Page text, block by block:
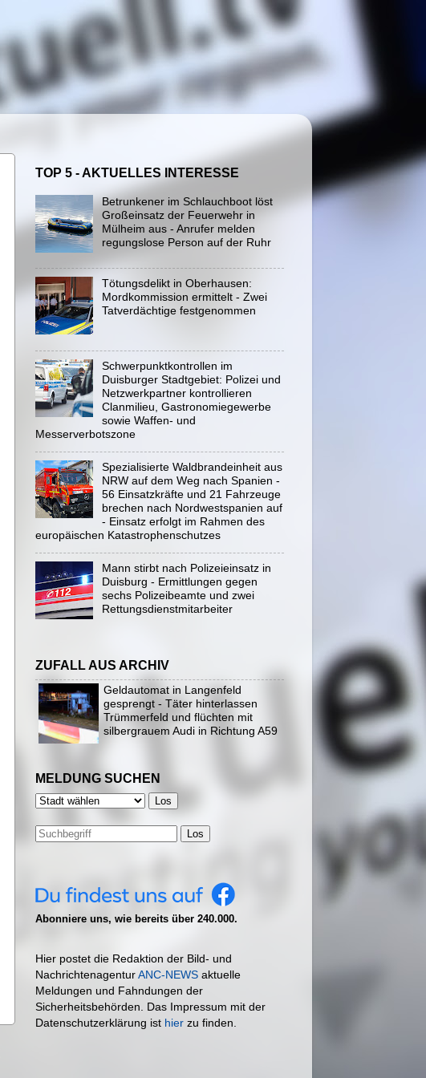
TOP 5 - AKTUELLES INTERESSE
Betrunkener im Schlauchboot löst
Großeinsatz der Feuerwehr in
Mülheim aus - Anrufer melden
regungslose Person auf der Ruhr
Tötungsdelikt in Oberhausen:
Mordkommission ermittelt - Zwei
Tatverdächtige festgenommen
Schwerpunktkontrollen im
Duisburger Stadtgebiet: Polizei und
Netzwerkpartner kontrollieren
Clanmilieu, Gastronomiegewerbe
sowie Waffen- und
Messerverbotszone
Spezialisierte Waldbrandeinheit aus
NRW auf dem Weg nach Spanien -
56 Einsatzkräfte und 21 Fahrzeuge
brechen nach Nordwestspanien auf
- Einsatz erfolgt im Rahmen des
europäischen Katastrophenschutzes
Mann stirbt nach Polizeieinsatz in
Duisburg - Ermittlungen gegen
sechs Polizeibeamte und zwei
Rettungsdienstmitarbeiter
ZUFALL AUS ARCHIV
Geldautomat in Langenfeld
gesprengt - Täter hinterlassen
Trümmerfeld und flüchten mit
silbergrauem Audi in Richtung A59
MELDUNG SUCHEN
Los
Abonniere uns, wie bereits über 240.000.
Hier postet die Redaktion der Bild- und
NachrichtenagenturANC-NEWS aktuelle
Meldungen und Fahndungen der
Sicherheitsbehörden. Das Impressum mit der
Datenschutzerklärung ist hier zu finden.